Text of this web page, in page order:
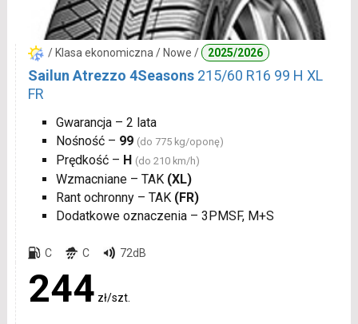
/ Klasa ekonomiczna / Nowe / 2025/2026
Sailun Atrezzo 4Seasons 215/60 R16 99 H XL
FR
Gwarancja – 2 lata
Nośność – 99 (do 775 kg/oponę)
Prędkość – H (do 210 km/h)
Wzmacniane – TAK (XL)
Rant ochronny – TAK (FR)
Dodatkowe oznaczenia – 3PMSF, M+S
C C 72dB
244 zł/szt.